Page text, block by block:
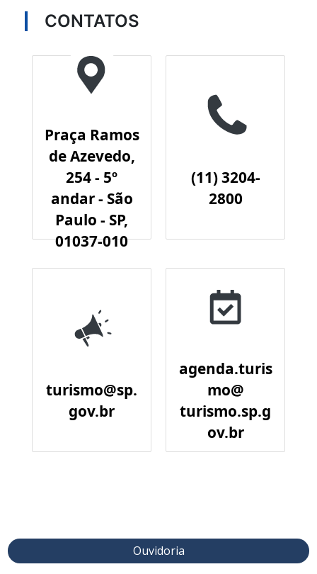
CONTATOS
Praça Ramos
de Azevedo,
254 - 5º
andar - São
Paulo - SP,
01037-010
(11) 3204-
2800
turismo@sp.
gov.br
agenda.turis
mo@
turismo.sp.g
ov.br
Ouvidoria